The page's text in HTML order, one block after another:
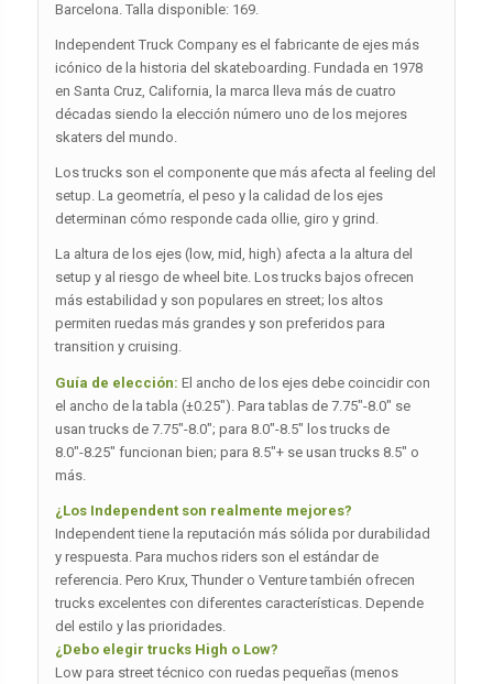
Barcelona. Talla disponible: 169.
Independent Truck Company es el fabricante de ejes más
icónico de la historia del skateboarding. Fundada en 1978
en Santa Cruz, California, la marca lleva más de cuatro
décadas siendo la elección número uno de los mejores
skaters del mundo.
Los trucks son el componente que más afecta al feeling del
setup. La geometría, el peso y la calidad de los ejes
determinan cómo responde cada ollie, giro y grind.
La altura de los ejes (low, mid, high) afecta a la altura del
setup y al riesgo de wheel bite. Los trucks bajos ofrecen
más estabilidad y son populares en street; los altos
permiten ruedas más grandes y son preferidos para
transition y cruising.
Guía de elección: El ancho de los ejes debe coincidir con
el ancho de la tabla (±0.25″). Para tablas de 7.75″-8.0″ se
usan trucks de 7.75″-8.0″; para 8.0″-8.5″ los trucks de
8.0″-8.25″ funcionan bien; para 8.5″+ se usan trucks 8.5″ o
más.
¿Los Independent son realmente mejores?
Independent tiene la reputación más sólida por durabilidad
y respuesta. Para muchos riders son el estándar de
referencia. Pero Krux, Thunder o Venture también ofrecen
trucks excelentes con diferentes características. Depende
del estilo y las prioridades.
¿Debo elegir trucks High o Low?
Low para street técnico con ruedas pequeñas (menos